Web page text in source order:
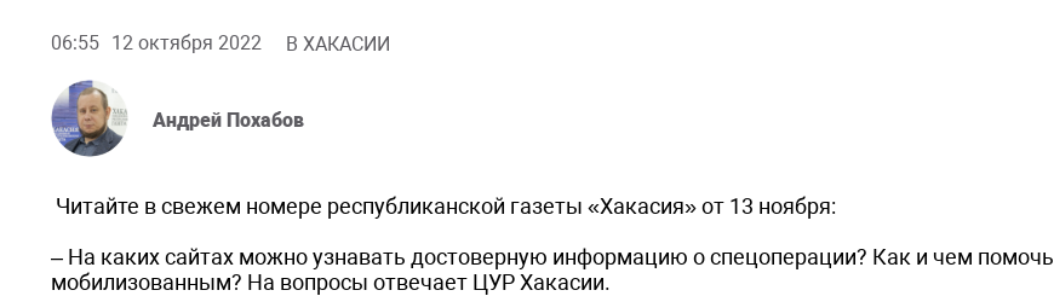
06:55 12 октября 2022 В ХАКАСИИ
Андрей Похабов
Читайте в свежем номере республиканской газеты «Хакасия» от 13 ноября:
– На каких сайтах можно узнавать достоверную информацию о спецоперации? Как и чем помочь
мобилизованным? На вопросы отвечает ЦУР Хакасии.